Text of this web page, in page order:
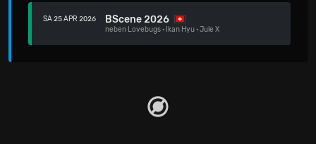
SA 25 APR 2026 BScene 2026
neben Lovebugs· Ikan Hyu·Jule X